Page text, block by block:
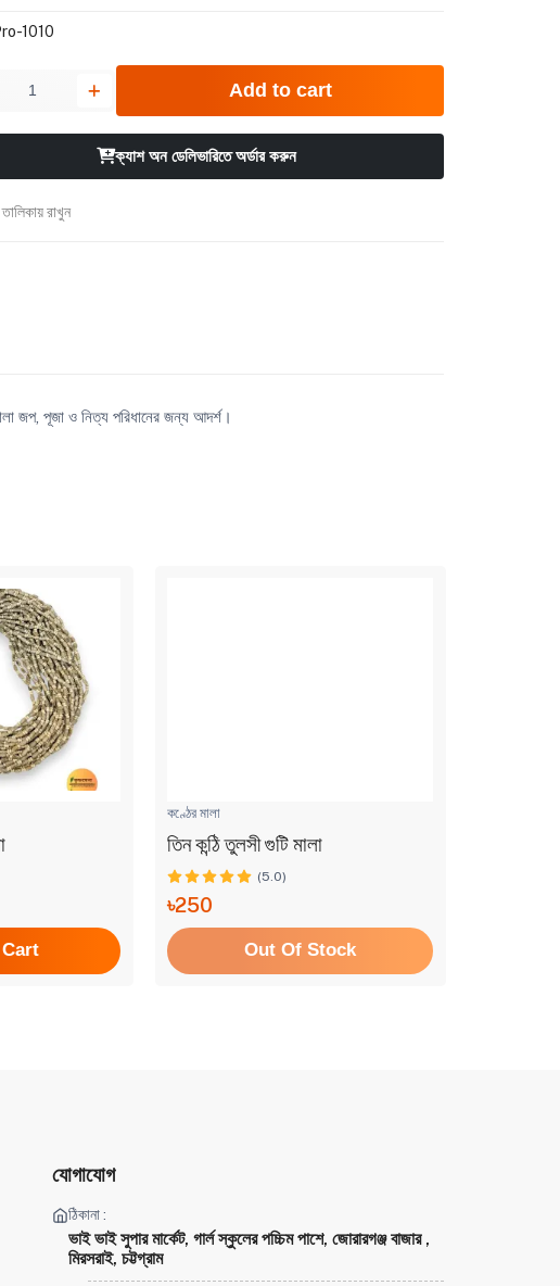
1010
Add to cart
ক্যাশ অন ডেলিভারিতে অর্ডার করুন
তালিকায় রাখুন
জপ, পূজা ও নিত্য পরিধানের জন্য আদর্শ।
কণ্ঠের মালা
তিন কন্ঠি তুলসী গুটি মালা
(5.0)
৳250
Out Of Stock
যোগাযোগ
ঠিকানা :
ভাই ভাই সুপার মার্কেট, গার্ল স্কুলের পচ্চিম পাশে, জোরারগঞ্জ বাজার ,
মিরসরাই, চট্টগ্রাম